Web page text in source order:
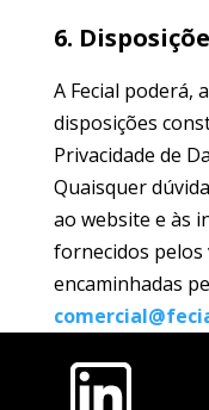
6.
A Fecial poderá,
disposições
Privacidade de
Quaisquer
ao website e às
fornecidos
encaminhadas